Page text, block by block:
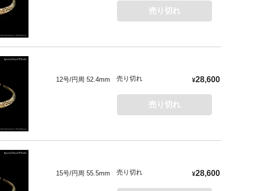
売り切れ
12号/円周 52.4mm 売り切れ ¥28,600
売り切れ
15号/円周 55.5mm 売り切れ ¥28,600